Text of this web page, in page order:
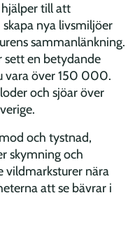
till att
nya livsmiljöer
sammanlänkning.
sett en betydande
vara över 150 000.
och sjöar över
och tystnad,
skymning och
vildmarksturer nära
att se bävrar i